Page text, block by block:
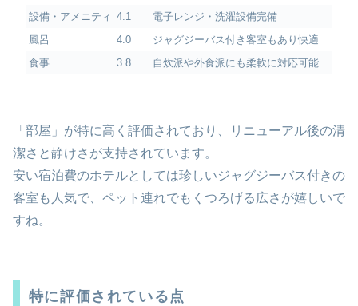
設備・アメニティ 4.1
電子レンジ・洗濯設備完備
風呂
4.0
ジャグジーバス付き客室もあり快適
食事
3.8 自炊派や外食派にも柔軟に対応可能
「部屋」が特に高く評価されており、リニューアル後の清
潔さと静けさが支持されています。
安い宿泊費のホテルとしては珍しいジャグジーバス付きの
客室も人気で、ペット連れでもくつろげる広さが嬉しいで
すね。
特に評価されている点